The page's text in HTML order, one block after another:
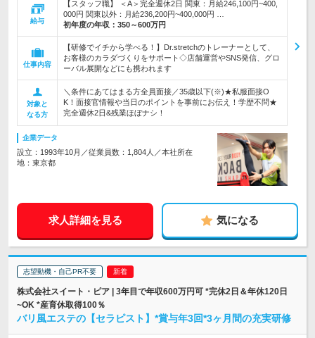
給与
【スタッフ職】 ＜A＞完全週休2日 関東：月給246,100円~400,
000円 関東以外：月給236,200円~400,000円 …
初年度の年収： 350～600万円
仕事内容
【研修でイチから学べる！】Dr.stretchのトレーナーとして、
お客様のカラダづくりをサポート◇店舗運営やSNS発信、グロ
ーバル展開などにも携われます
対象と
なる方
＼条件にあてはまる方全員面接／35歳以下(※)★私服面接O
K！面接官情報や当日のポイントを事前にお伝え！学歴不問★
完全週休2日&残業ほぼナシ！
企業データ
設立：1993年10月／従業員数：1,804人／本社所在
地：東京都
求人詳細を見る 気になる
志望動機・自己PR不要
株式会社スイート・ピア | 3年目で年収600万円可 *完休2日＆年休120日
~OK *産育休取得100％
バリ風エステの【セラピスト】*賞与年3回*3ヶ月間の充実研修